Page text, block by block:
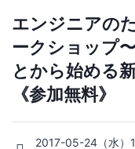
エンジニアの
ークショップ
とから始める
《参加無料》
2017-05-24（水）